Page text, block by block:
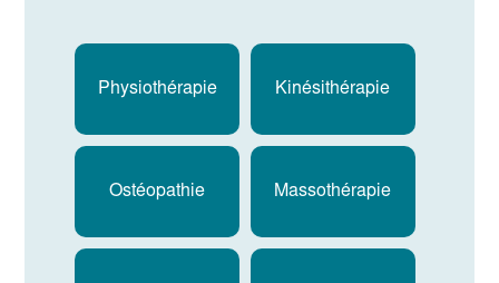
Physiothérapie Kinésithérapie
Ostéopathie Massothérapie